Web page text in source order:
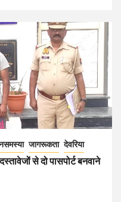
जागरूकता देवरिया
से दो पासपोर्ट बनवाने